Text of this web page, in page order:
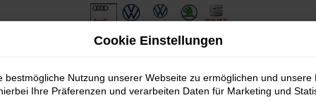
Cookie Einstellungen
bestmögliche Nutzung unserer Webseite zu ermöglichen und unsere
Ihre Präferenzen und verarbeiten Daten für Marketing und